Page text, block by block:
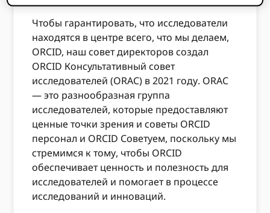
Чтобы гарантировать, что исследователи
находятся в центре всего, что мы делаем,
ORCID, наш совет директоров создал
ORCID Консультативный совет
исследователей (ORAC) в 2021 году. ORAC
— это разнообразная группа
исследователей, которые предоставляют
ценные точки зрения и советы ORCID
персонал и ORCID Советуем, поскольку мы
стремимся к тому, чтобы ORCID
обеспечивает ценность и полезность для
исследователей и помогает в процессе
исследований и инноваций.